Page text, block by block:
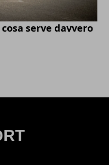
serve davvero